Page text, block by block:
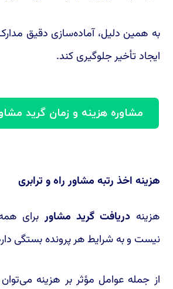
به همین دلیل، آماده‌سازی دقیق مدارک
ایجاد تأخیر جلوگیری کند.
مشاوره هزینه و زمان گرید
هزینه اخذ رتبه مشاور راه و ترابری
هزینه دریافت گرید مشاوربرای
نیست و به شرایط هر پرونده بستگی
از جمله عوامل مؤثر بر هزینه می‌توان